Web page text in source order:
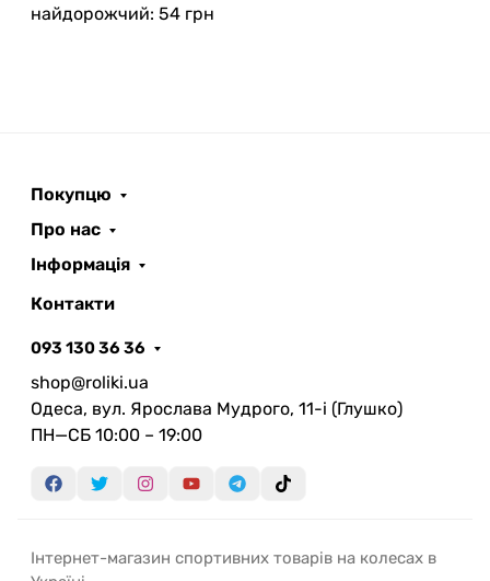
найдорожчий: 54 грн
Покупцю
Про нас
Інформація
Контакти
093 130 36 36
shop@roliki.ua
Одеса, вул. Ярослава Мудрого, 11-i (Глушко)
ПН—СБ 10:00 – 19:00
Інтернет-магазин спортивних товарів на колесах в